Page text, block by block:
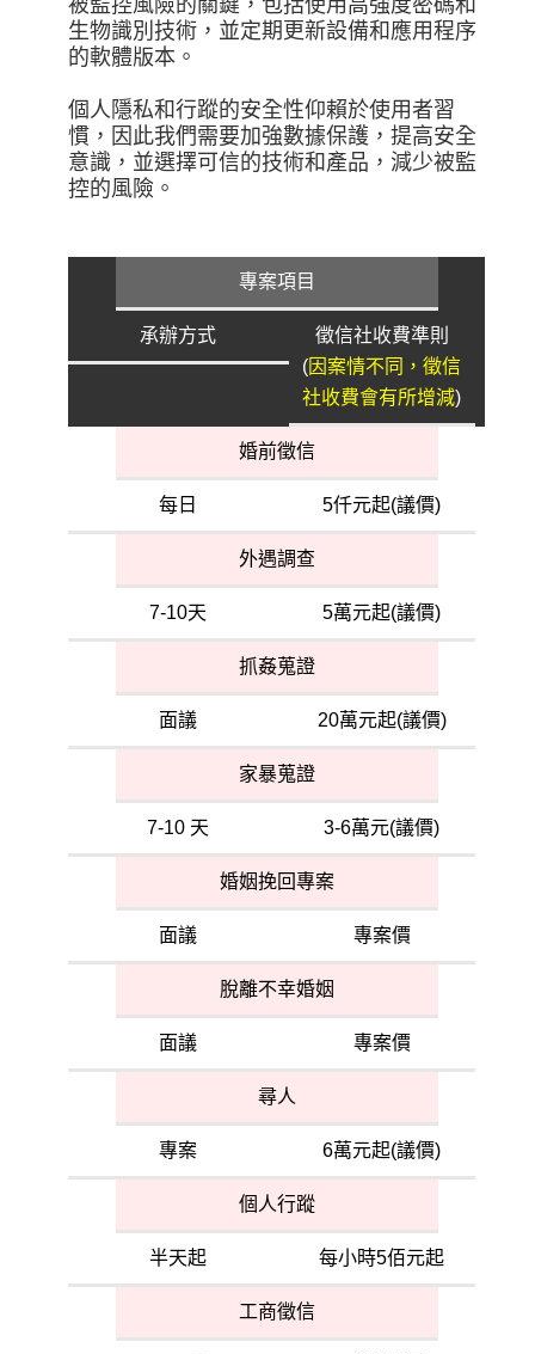
被監控風險的關鍵，包括使用高強度密碼和
生物識別技術，並定期更新設備和應用程序
的軟體版本。
個人隱私和行蹤的安全性仰賴於使用者習
慣，因此我們需要加強數據保護，提高安全
意識，並選擇可信的技術和產品，減少被監
控的風險。
專案項目
承辦方式
徵信社收費準則
(因案情不同，徵信
社收費會有所增減)
婚前徵信
每日 5仟元起(議價)
外遇調查
7-10天 5萬元起(議價)
抓姦蒐證
面議 20萬元起(議價)
家暴蒐證
7-10 天 3-6萬元(議價)
婚姻挽回專案
面議 專案價
脫離不幸婚姻
面議 專案價
尋人
專案 6萬元起(議價)
個人行蹤
半天起 每小時5佰元起
工商徵信